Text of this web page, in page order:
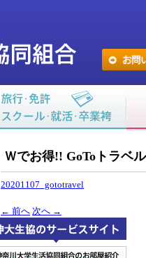
Ｗでお得!! GoToトラベ
20201107_gototravel
← 前へ 次へ →